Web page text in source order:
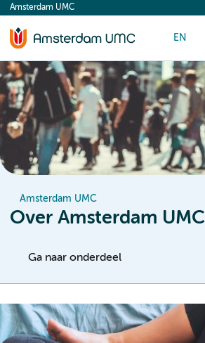
content
Amsterdam UMC
EN
Amsterdam UMC
Over Amsterdam UMC
Ga naar onderdeel